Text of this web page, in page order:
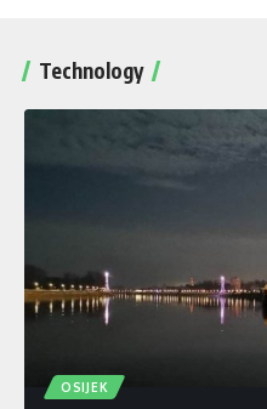
Technology
OSIJEK